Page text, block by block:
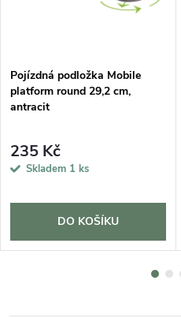
Pojízdná podložka Mobile
platform round 29,2 cm,
antracit
235 Kč
Skladem 1 ks
DO KOŠÍKU